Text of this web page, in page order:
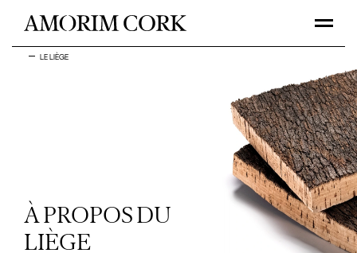
LE LIÈGE
À PROPOS DU
LIÈGE